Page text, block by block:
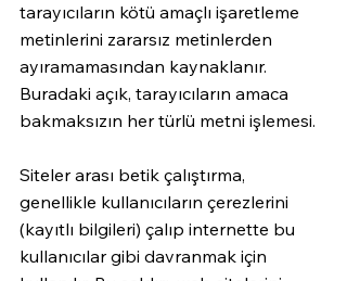
tarayıcıların kötü amaçlı işaretleme
metinlerini zararsız metinlerden
ayıramamasından kaynaklanır.
Buradaki açık, tarayıcıların amaca
bakmaksızın her türlü metni işlemesi.
Siteler arası betik çalıştırma,
genellikle kullanıcıların çerezlerini
(kayıtlı bilgileri) çalıp internette bu
kullanıcılar gibi davranmak için